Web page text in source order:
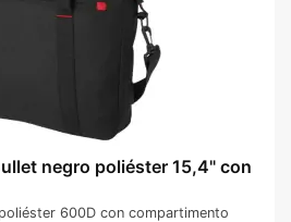
negro poliéster 15,4" con
600D con compartimento